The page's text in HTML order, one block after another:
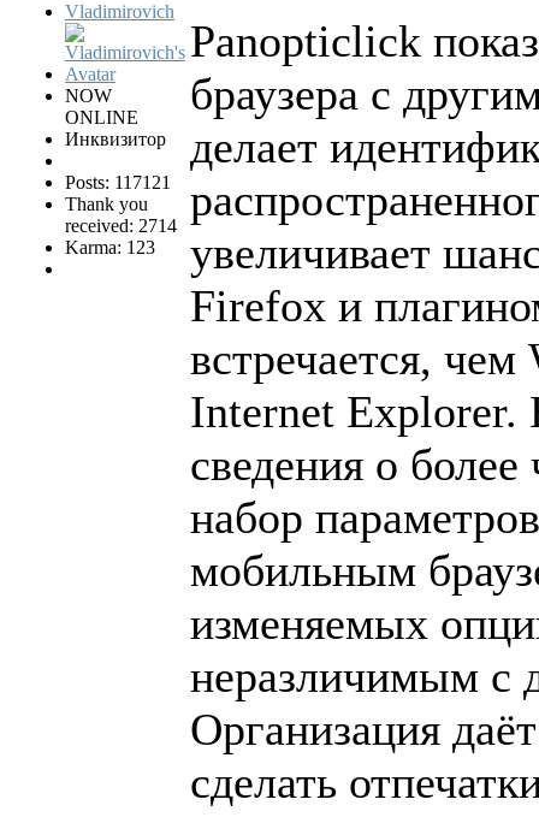
Vladimirovich
NOW
ONLINE
Инквизитор
Posts: 117121
Thank you
received: 2714
Karma: 123
Panopticlick
браузера с
делает
увеличивает
Firefox и
встречается,
Internet Explorer.
сведения о
набор
мобильным
изменяемых
неразличимым с
Организация
сделать